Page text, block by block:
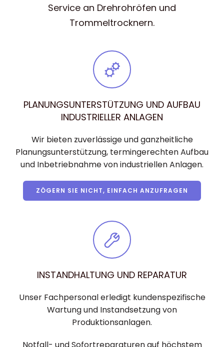
Service an Drehrohröfen und
Trommeltrocknern.
PLANUNGSUNTERSTÜTZUNG UND AUFBAU
INDUSTRIELLER ANLAGEN
Wir bieten zuverlässige und ganzheitliche
Planungsunterstützung, termingerechten Aufbau
und Inbetriebnahme von industriellen Anlagen.
ZÖGERN SIE NICHT, EINFACH ANZUFRAGEN
INSTANDHALTUNG UND REPARATUR
Unser Fachpersonal erledigt kundenspezifische
Wartung und Instandsetzung von
Produktionsanlagen.